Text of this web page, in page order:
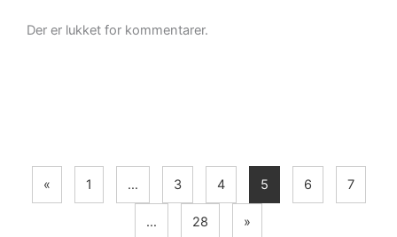
Der er lukket for kommentarer.
« 1 … 3 4 5 6 7
… 28 »